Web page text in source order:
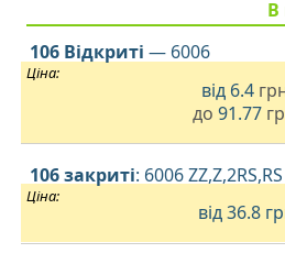
В
106 Відкриті — 6006
Ціна:
від 6.4
до 91.77
106 закриті: 6006 ZZ,Z,2RS,RS
Ціна:
від 36.8